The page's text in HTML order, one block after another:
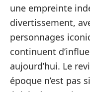
une empreinte
divertissement,
personnages
continuent
aujourd’hui. Le
époque n’est pas